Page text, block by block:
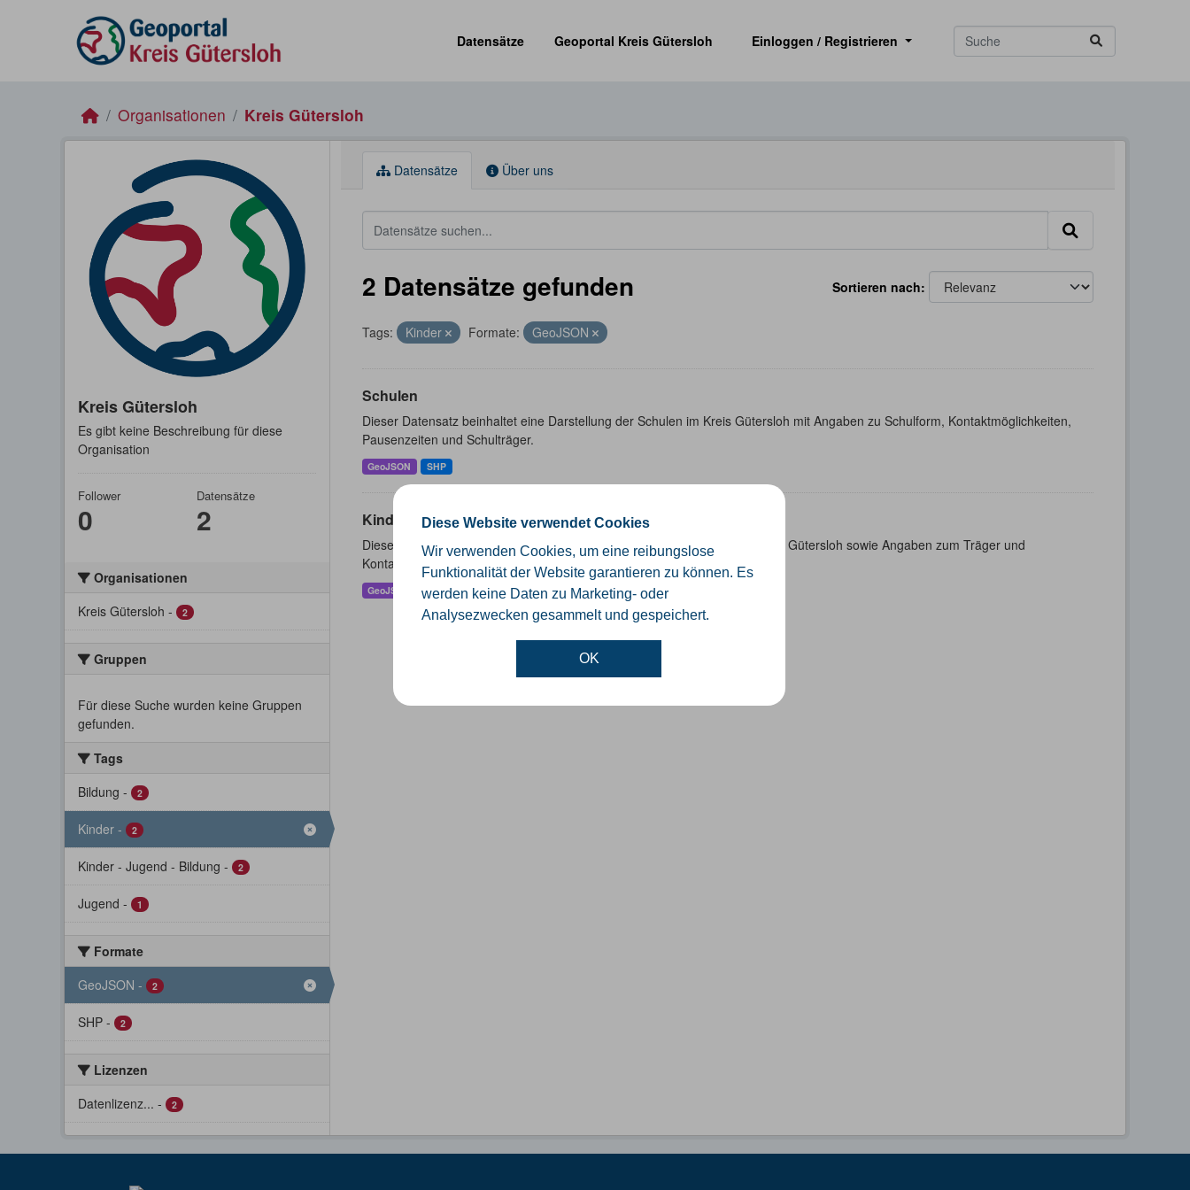
Diese Website verwendet Cookies
Wir verwenden Cookies, um eine reibungslose
Funktionalität der Website garantieren zu können. Es
werden keine Daten zu Marketing- oder
Analysezwecken gesammelt und gespeichert.
OK
Datensätze
Geoportal Kreis Gütersloh Einloggen / Registrieren
Organisationen Kreis Gütersloh
Kreis Gütersloh
Es gibt keine Beschreibung für diese
Organisation
Follower
0
Datensätze
2
Organisationen
Kreis Gütersloh - 2
Gruppen
Für diese Suche wurden keine Gruppen
gefunden.
Tags
Bildung - 2
Kinder - 2
Kinder - Jugend - Bildung - 2
Jugend - 1
Formate
GeoJSON - 2
SHP - 2
Lizenzen
Datenlizenz... - 2
Datensätze Über uns
Sortieren nach
2 Datensätze gefunden
Tags: Kinder Formate: GeoJSON
Schulen
Dieser Datensatz beinhaltet eine Darstellung der Schulen im Kreis Gütersloh mit Angaben zu Schulform, Kontaktmöglichkeiten,
Pausenzeiten und Schulträger.
GeoJSON SHP
Kindertageseinrichtungen
Dieser Datensatz beinhaltet die Darstellung der Kindertagesstätten im Kreis Gütersloh sowie Angaben zum Träger und
Kontaktinformationen.
GeoJSON SHP